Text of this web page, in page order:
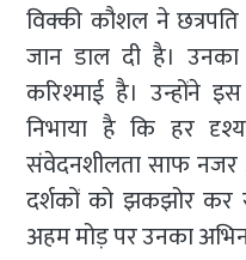
विक्की कौशल ने
जान डाल दी है। उनका
करिश्माई है। उन्होंने
निभाया है कि हर
संवेदनशीलता साफ नजर
दर्शकों को झकझोर
अहम मोड़ पर उनका